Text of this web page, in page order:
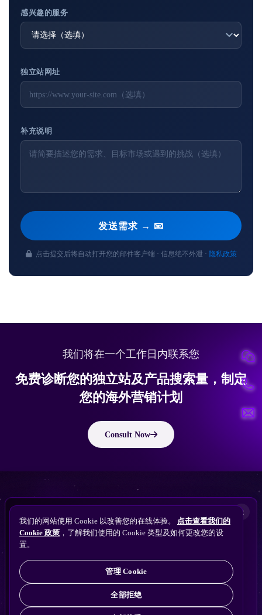
感兴趣的服务
独立站网址
补充说明
发送需求 → 📧
点击提交后将自动打开您的邮件客户端 · 信息绝不外泄 · 隐私政策
我们将在一个工作日内联系您
免费诊断您的独立站及产品搜索量，制定
您的海外营销计划
Consult Now
版权所有 © 2010 ~ 2026 隽永东方/EastDigi--专注企业海外业务增长
备案号：苏ICP备14005285号-11
我们的网站使用 Cookie 以改善您的在线体验。 点击查看我们的
Cookie 政策 ，了解我们使用的 Cookie 类型及如何更改您的设
置。
管理 Cookie
全部拒绝
×
Perplexity
Gemini
ChatGPT
搜索找到您的独立站？
免费获取隽永东方 SEO / AEO / GEO 独立站可见